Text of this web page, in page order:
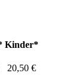
Kinder*
20,50 €